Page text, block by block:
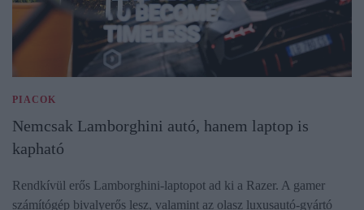
PIACOK
Nemcsak Lamborghini autó, hanem laptop is
kapható
Rendkívül erős Lamborghini-laptopot ad ki a Razer. A gamer
számítógép bivalyerős lesz, valamint az olasz luxusautó-gyártó